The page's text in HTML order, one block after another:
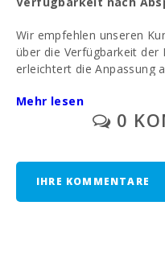
Wir empfehlen unseren
über die Verfügbarkeit der
erleichtert die Anpassung
Empfehlung, einen
Um die rechtliche
Mehr lesen
0
IHRE KOMMENTARE